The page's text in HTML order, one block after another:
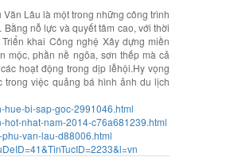
Lâu là một trong những công trình
nỗ lực và quyết tâm cao, với thời
khai Công nghệ Xây dựng miền
mộc, phần nề ngõa, sơn thếp mà cả
hoạt động trong dịp lễhội.Hy vọng
việc quảng bá hình ảnh du lịch
hue-bi-sap-goc-2991046.html
nhat-nam-2014-c76a681239.html
van-lau-d88006.html